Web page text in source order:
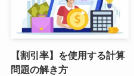
【割引率】を使用する計算
問題の解き方